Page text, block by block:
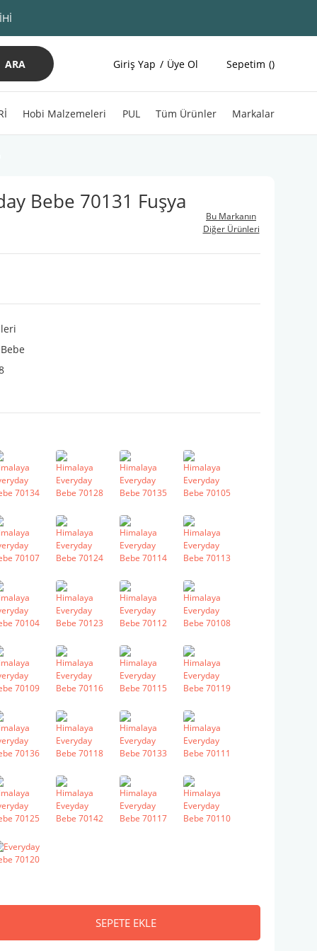
ARA Giriş Yap Üye Ol Sepetim
Hobi Malzemeleri PUL Tüm Ürünler Markalar
Bebe 70131 Fuşya
Bu Markanın
Diğer Ürünleri
SEPETE EKLE